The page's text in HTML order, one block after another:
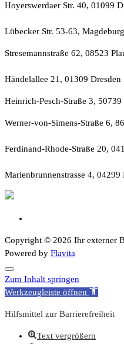
Hoyerswerdaer Str. 40, 01099
Lübecker Str. 53-63, Magdeburg
Stresemannstraße 62, 08523
Händelallee 21, 01309 Dresden
Heinrich-Pesch-Straße 3,
Werner-von-Simens-Straße 6,
Ferdinand-Rhode-Straße 20,
Marienbrunnenstrasse 4,
Copyright © 2026 Ihr externer
Powered by Flavita
Zum Inhalt springen
Werkzeugleiste öffnen
Hilfsmittel zur Barrierefreiheit
Text vergrößern